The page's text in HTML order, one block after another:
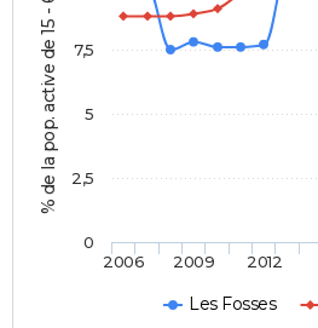
% de la pop. active de 15 - 64 ans
Les Fosses
2006 2009 2012
0
2,5
5
7,5